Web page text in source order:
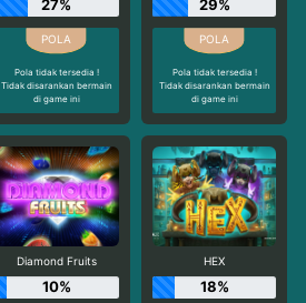
27%
Pola tidak tersedia !
Tidak disarankan bermain
di game ini
29%
Pola tidak tersedia !
Tidak disarankan bermain
di game ini
Diamond Fruits
10%
HEX
18%